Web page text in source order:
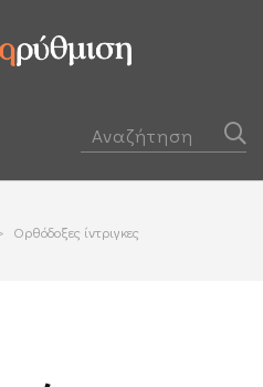
Ορθόδοξες ίντριγκες